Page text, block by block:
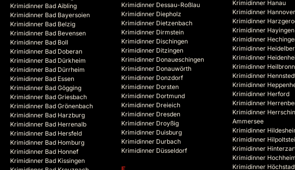
Krimidinner Bad Aibling
Krimidinner Bad Bayersoien
Krimidinner Bad Belzig
Krimidinner Bad Bevensen
Krimidinner Bad Boll
Krimidinner Bad Doberan
Krimidinner Bad Dürkheim
Krimidinner Bad Dürrheim
Krimidinner Bad Essen
Krimidinner Bad Gögging
Krimidinner Bad Griesbach
Krimidinner Bad Grönenbach
Krimidinner Bad Harzburg
Krimidinner Bad Herrenalb
Krimidinner Bad Hersfeld
Krimidinner Bad Homburg
Krimidinner Bad Honnef
Krimidinner Bad Kissingen
Krimidinner Dessau-Roßlau
Krimidinner Diepholz
Krimidinner Dietzenbach
Krimidinner Dirmstein
Krimidinner Dischingen
Krimidinner Ditzingen
Krimidinner Donaueschingen
Krimidinner Donauwörth
Krimidinner Donzdorf
Krimidinner Dorsten
Krimidinner Dortmund
Krimidinner Dreieich
Krimidinner Dresden
Krimidinner Droyßig
Krimidinner Duisburg
Krimidinner Durbach
Krimidinner Düsseldorf
Krimidinner Hanau
Krimidinner Hannover
Krimidinner
Krimidinner Hayingen
Krimidinner
Krimidinner
Krimidinner
Krimidinner Heilbronn
Krimidinner
Krimidinner
Krimidinner Herford
Krimidinner
Krimidinner
Ammersee
Krimidinner
Krimidinner
Krimidinner
Krimidinner
Krimidinner